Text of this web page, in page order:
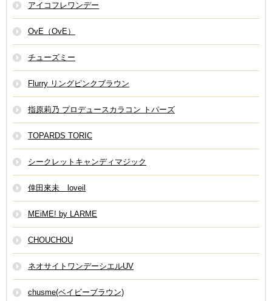
アイコフレワンデー
OvE（OvE）
チューズミー
Flurry リングピンクブラウン
指原莉乃 プロデュースカラコン トパーズ
TOPARDS TORIC
シークレットキャンディマジック
倖田來未 loveil
MEiME! by LARME
CHOUCHOU
ネオサイトワンデーシエルUV
chusme(ベイビーブラウン)